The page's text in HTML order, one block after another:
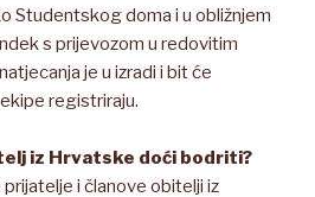
Studentskog doma i u obližnjem
s prijevozom u redovitim
je u izradi i bit će
registriraju.
iz Hrvatske doći bodriti?
i članove obitelji iz